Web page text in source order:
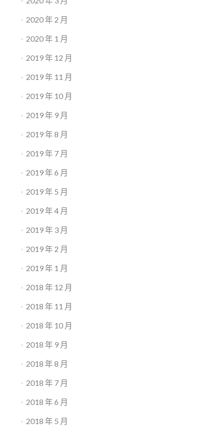
2020 年 2 月
2020 年 1 月
2019 年 12 月
2019 年 11 月
2019 年 10 月
2019 年 9 月
2019 年 8 月
2019 年 7 月
2019 年 6 月
2019 年 5 月
2019 年 4 月
2019 年 3 月
2019 年 2 月
2019 年 1 月
2018 年 12 月
2018 年 11 月
2018 年 10 月
2018 年 9 月
2018 年 8 月
2018 年 7 月
2018 年 6 月
2018 年 5 月